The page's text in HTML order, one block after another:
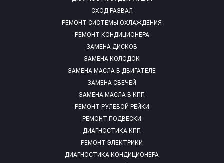
СХОД-РАЗВАЛ
РЕМОНТ СИСТЕМЫ ОХЛАЖДЕНИЯ
РЕМОНТ КОНДИЦИОНЕРА
ЗАМЕНА ДИСКОВ
ЗАМЕНА КОЛОДОК
ЗАМЕНА МАСЛА В ДВИГАТЕЛЕ
ЗАМЕНА СВЕЧЕЙ
ЗАМЕНА МАСЛА В КПП
РЕМОНТ РУЛЕВОЙ РЕЙКИ
РЕМОНТ ПОДВЕСКИ
ДИАГНОСТИКА КПП
РЕМОНТ ЭЛЕКТРИКИ
ДИАГНОСТИКА КОНДИЦИОНЕРА